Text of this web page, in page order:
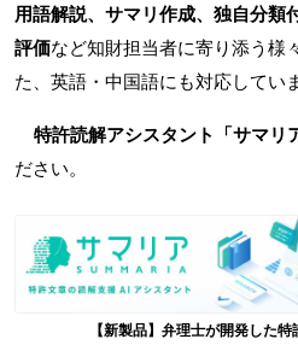
用語解説、サマリ作成、独自分類
評価など知財担当者に寄り添う様
た、英語・中国語にも対応してい
特許読解アシスタント「サマリ
ださい。
【新製品】弁理士が開発した